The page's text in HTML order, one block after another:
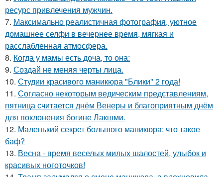
ресурс привлечения мужчин.
7. Максимально реалистичная фотография, уютное
домашнее селфи в вечернее время, мягкая и
расслабленная атмосфера.
8. Когда у мамы есть доча, то она:
9. Создай не меняя черты лица.
10. Студии красивого маникюра "Блики" 2 года!
11. Согласно некоторым ведическим представлениям,
пятница считается днём Венеры и благоприятным днём
для поклонения богине Лакшми.
12. Маленький секрет большого маникюра: что такое
баф?
13. Весна - время веселых милых шалостей, улыбок и
красивых ноготочков!